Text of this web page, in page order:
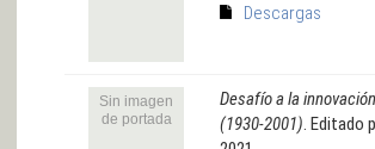
Descargas
Sin imagen
de portada
Desafío a la
(1930-2001) . Editado